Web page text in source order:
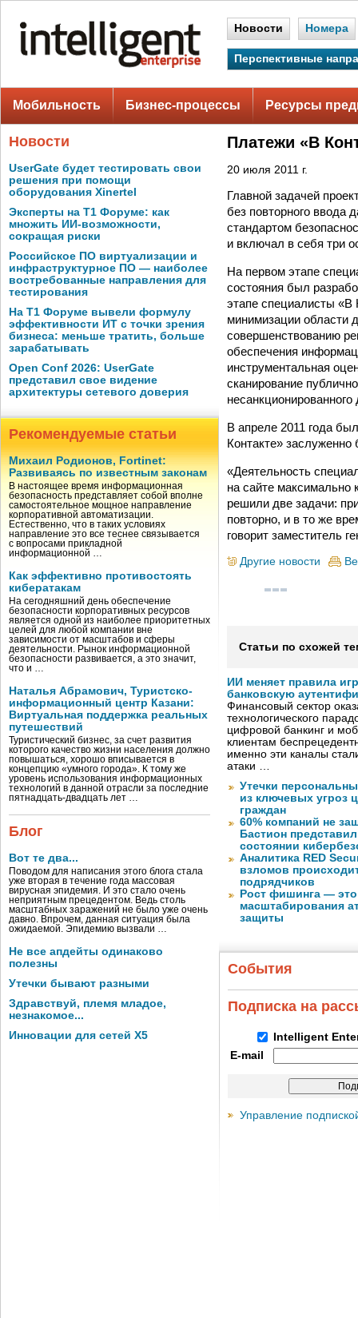
Новости Номера
Перспективные
Мобильность Бизнес-процессы Ресурсы
Новости
UserGate будет тестировать свои
решения при помощи
оборудования Xinertel
Эксперты на Т1 Форуме: как
множить ИИ-возможности,
сокращая риски
Российское ПО виртуализации и
инфраструктурное ПО — наиболее
востребованные направления для
тестирования
На Т1 Форуме вывели формулу
эффективности ИТ с точки зрения
бизнеса: меньше тратить, больше
зарабатывать
Open Conf 2026: UserGate
представил свое видение
архитектуры сетевого доверия
Рекомендуемые статьи
Михаил Родионов, Fortinet:
Развиваясь по известным законам
В настоящее время информационная
безопасность представляет собой вполне
самостоятельное мощное направление
корпоративной автоматизации.
Естественно, что в таких условиях
направление это все теснее связывается
с вопросами прикладной
информационной …
Как эффективно противостоять
кибератакам
На сегодняшний день обеспечение
безопасности корпоративных ресурсов
является одной из наиболее приоритетных
целей для любой компании вне
зависимости от масштабов и сферы
деятельности. Рынок информационной
безопасности развивается, а это значит,
что и …
Наталья Абрамович, Туристско-
информационный центр Казани:
Виртуальная поддержка реальных
путешествий
Туристический бизнес, за счет развития
которого качество жизни населения должно
повышаться, хорошо вписывается в
концепцию «умного города». К тому же
уровень использования информационных
технологий в данной отрасли за последние
пятнадцать-двадцать лет …
Блог
Вот те два...
Поводом для написания этого блога стала
уже вторая в течение года массовая
вирусная эпидемия. И это стало очень
неприятным прецедентом. Ведь столь
масштабных заражений не было уже очень
давно. Впрочем, данная ситуация была
ожидаемой. Эпидемию вызвали …
Не все апдейты одинаково
полезны
Утечки бывают разными
Здравствуй, племя младое,
незнакомое...
Инновации для сетей X5
Платежи «В
20 июля 2011 г.
Главной задачей
без повторного ввода
стандартом
и включал в себя три
На первом этапе
состояния был
этапе специалисты
минимизации области
совершенствованию
обеспечения
инструментальная
сканирование
В апреле 2011 года
Контакте»
«Деятельность
на сайте
решили две задачи:
повторно, и в то же
говорит заместитель
Другие новости
Статьи по схожей
ИИ меняет правила
банковскую
Финансовый сектор
технологического
цифровой банкинг и
клиентам
именно эти каналы
атаки …
Утечки
из ключевых угроз
граждан
60% компаний не
Бастион
состоянии
Аналитика RED
взломов
подрядчиков
Рост фишинга —
масштабирования
защиты
События
Подписка на
Intelligent
E-mail
Управление